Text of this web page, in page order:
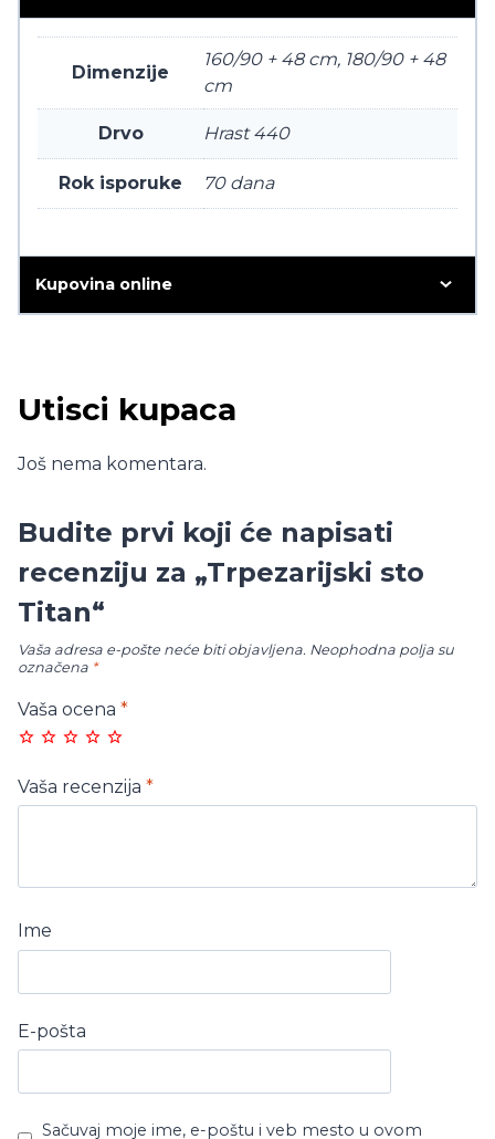
Dimenzije
160/90 + 48 cm, 180/90 + 48
cm
Drvo Hrast 440
Rok isporuke 70 dana
Kupovina online
Utisci kupaca
Još nema komentara.
Budite prvi koji će napisati
recenziju za „Trpezarijski sto
Titan“
Vaša adresa e-pošte neće biti objavljena. Neophodna polja su
označena *
Vaša ocena *
Vaša recenzija *
Ime
E-pošta
Sačuvaj moje ime, e-poštu i veb mesto u ovom